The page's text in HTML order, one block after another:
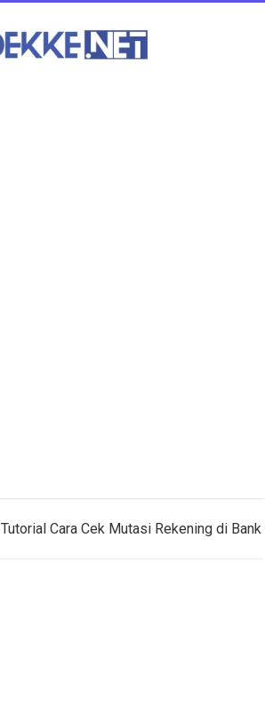
Tutorial Cara Cek Mutasi Rekening di Bank